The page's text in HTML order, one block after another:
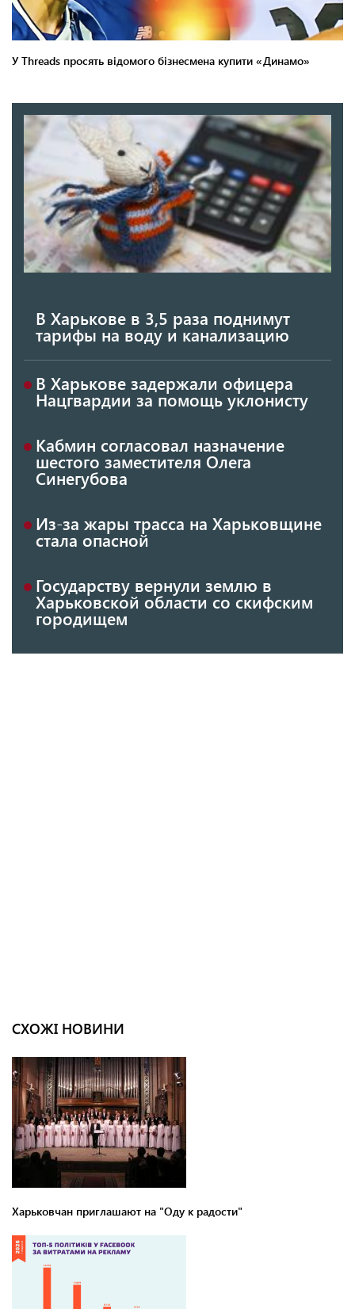
В Харькове в 3,5 раза поднимут
тарифы на воду и канализацию
В Харькове задержали офицера
Нацгвардии за помощь уклонисту
Кабмин согласовал назначение
шестого заместителя Олега
Синегубова
Из-за жары трасса на Харьковщине
стала опасной
Государству вернули землю в
Харьковской области со скифским
городищем
СХОЖІ НОВИНИ
Харьковчан приглашают на "Оду к радости"